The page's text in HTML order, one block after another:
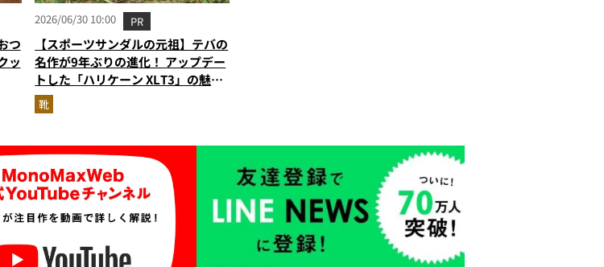
つ
ッ
2026/06/30 10:00 PR
【スポーツサンダルの元祖】テバの
名作が9年ぶりの進化！ アップデー
トした「ハリケーン XLT3」の魅力
を識者があらゆる角度から徹底解
説！
靴